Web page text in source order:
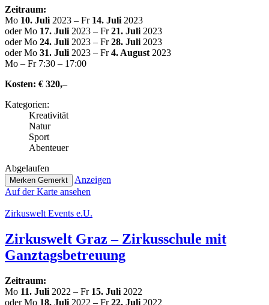
Zeitraum:
Mo 10. Juli 2023 – Fr 14. Juli 2023
oder Mo 17. Juli 2023 – Fr21. Juli 2023
oder Mo 24. Juli 2023 – Fr28. Juli 2023
oder Mo 31. Juli 2023 – Fr4. August 2023
Mo – Fr 7:30 – 17:00
Kosten: € 320,–
Kate­go­rien:
Krea­ti­vi­tät
Natur
Sport
Abenteuer
Abge­lau­fen
Merken Gemerkt
Anzeigen
Auf der Karte ansehen
Zir­kus­welt Events e.U.
Zir­kus­welt Graz – Zir­kus­schu­le mit
Ganztagsbetreuung
Zeitraum:
Mo 11. Juli 2022 – Fr 15. Juli 2022
oder Mo 18. Juli 2022 – Fr22. Juli 2022